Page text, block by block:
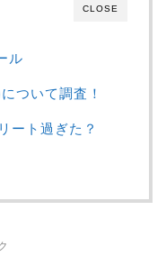
CLOSE
ル
ついて調査！
ート過ぎた？